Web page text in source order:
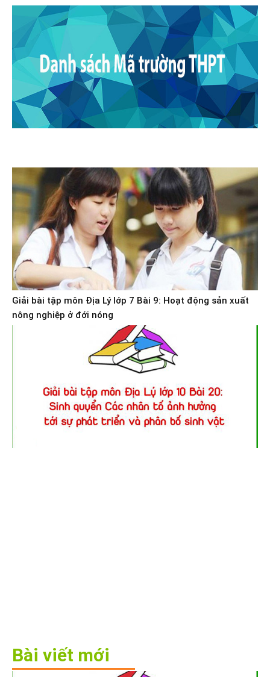
Giải bài tập môn Địa Lý lớp 7 Bài 9: Hoạt động sản xuất
nông nghiệp ở đới nóng
Bài viết mới